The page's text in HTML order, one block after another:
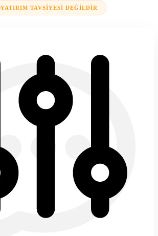
YATIRIM TAVSIYESI DEĞILDIR